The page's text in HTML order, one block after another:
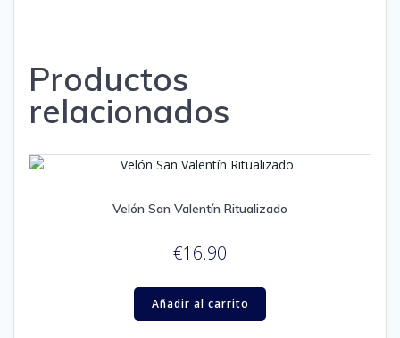
Productos
relacionados
Velón San Valentín Ritualizado
€16.90
Añadir al carrito